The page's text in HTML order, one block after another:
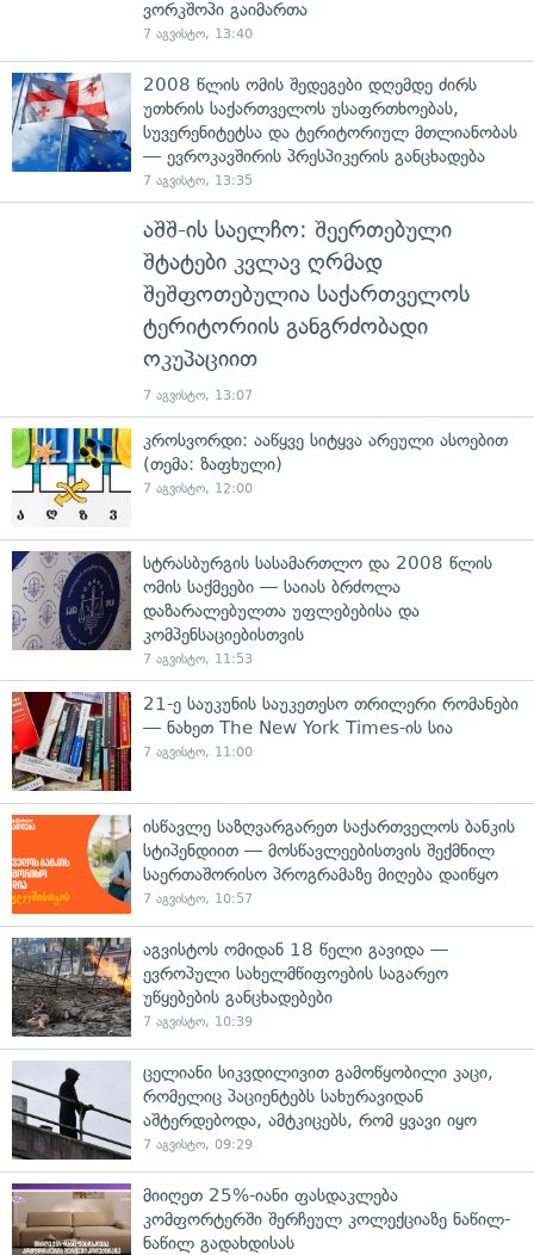
ვორკშოპი გაიმართა
7 აგვისტო, 13:40
2008 წლის ომის შედეგები დღემდე ძირს
უთხრის საქართველოს უსაფრთხოებას,
სუვერენიტეტსა და ტერიტორიულ მთლიანობას
— ევროკავშირის პრესპიკერის განცხადება
7 აგვისტო, 13:35
აშშ-ის საელჩო: შეერთებული
შტატები კვლავ ღრმად
შეშფოთებულია საქართველოს
ტერიტორიის განგრძობადი
ოკუპაციით
7 აგვისტო, 13:07
კროსვორდი: ააწყვე სიტყვა არეული ასოებით
(თემა: ზაფხული)
7 აგვისტო, 12:00
სტრასბურგის სასამართლო და 2008 წლის
ომის საქმეები — საიას ბრძოლა
დაზარალებულთა უფლებებისა და
კომპენსაციებისთვის
7 აგვისტო, 11:53
21-ე საუკუნის საუკეთესო თრილერი რომანები
— ნახეთ The New York Times-ის სია
7 აგვისტო, 11:00
ისწავლე საზღვარგარეთ საქართველოს ბანკის
სტიპენდიით — მოსწავლეებისთვის შექმნილ
საერთაშორისო პროგრამაზე მიღება დაიწყო
7 აგვისტო, 10:57
აგვისტოს ომიდან 18 წელი გავიდა —
ევროპული სახელმწიფოების საგარეო
უწყებების განცხადებები
7 აგვისტო, 10:39
ცელიანი სიკვდილივით გამოწყობილი კაცი,
რომელიც პაციენტებს სახურავიდან
აშტერდებოდა, ამტკიცებს, რომ ყვავი იყო
7 აგვისტო, 09:29
მიიღეთ 25%-იანი ფასდაკლება
კომფორტერში შერჩეულ კოლექციაზე ნაწილ-
ნაწილ გადახდისას